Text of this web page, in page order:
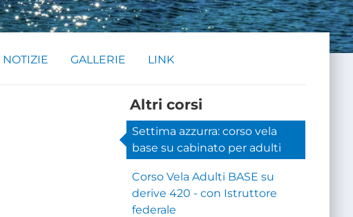
NOTIZIE GALLERIE LINK
Altri corsi
Settima azzurra: corso vela
base su cabinato per adulti
Corso Vela Adulti BASE su
derive 420 - con Istruttore
federale
TRASPARENTE